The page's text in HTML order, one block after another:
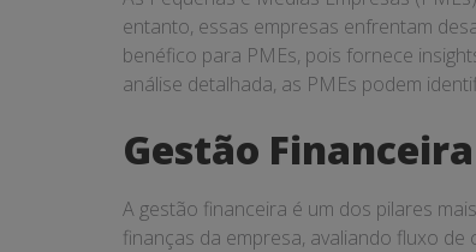
entanto, essas empresas enfrentam
benéfico para PMEs, pois fornece
análise detalhada, as PMEs podem
Gestão Financeira
A gestão financeira é um dos pilares
finanças da empresa, avaliando fluxo